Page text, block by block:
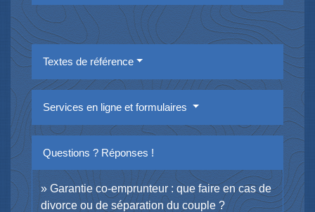
Textes de référence
Services en ligne et formulaires
Questions ? Réponses !
Garantie co-emprunteur : que faire en cas de
divorce ou de séparation du couple ?